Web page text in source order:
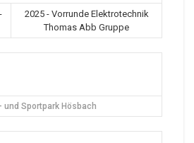
2025 - Vorrunde Elektrotechnik
Thomas Abb Gruppe
und Sportpark Hösbach